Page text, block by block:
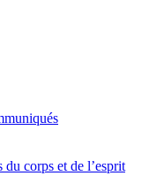
du corps et de l’esprit